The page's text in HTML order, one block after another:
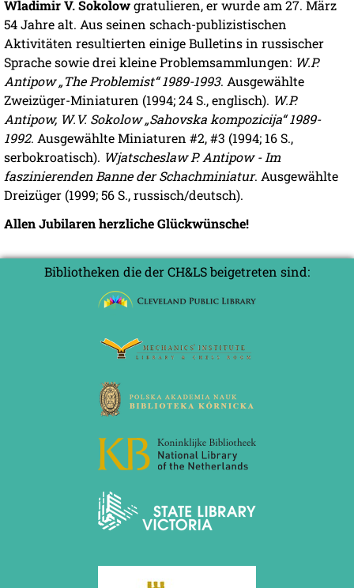
Wladimir V. Sokolowgratulieren, er wurde am 27. März
54 Jahre alt. Aus seinen schach-publizistischen
Aktivitäten resultierten einige Bulletins in russischer
Sprache sowie drei kleine Problemsammlungen: W.P.
Antipow „The Problemist“ 1989-1993. Ausgewählte
Zweizüger-Miniaturen (1994; 24 S., englisch). W.P.
Antipow, W.V. Sokolow „Sahovska kompozicija“ 1989-
1992. Ausgewählte Miniaturen #2, #3 (1994; 16 S.,
serbokroatisch). Wjatscheslaw P. Antipow - Im
faszinierenden Banne der Schachminiatur. Ausgewählte
Dreizüger (1999; 56 S., russisch/deutsch).
Allen Jubilaren herzliche Glückwünsche!
Bibliotheken die der CH&LS beigetreten sind: